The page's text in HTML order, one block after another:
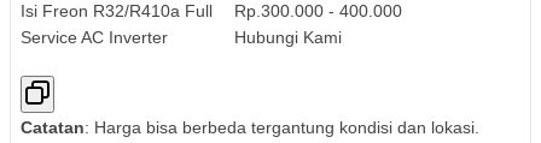
Isi Freon R32/R410a Full
Rp.300.000 - 400.000
Service AC Inverter
Hubungi Kami
Catatan: Harga bisa berbeda tergantung kondisi dan lokasi.